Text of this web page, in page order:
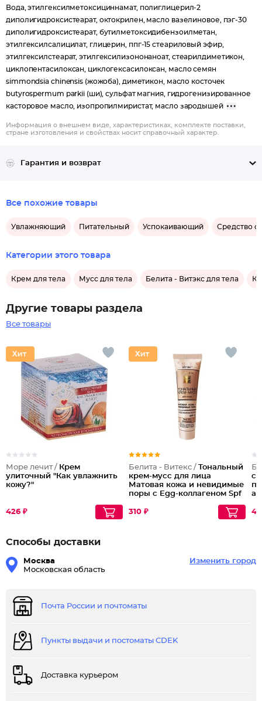
Вода, этилгексилметоксициннамат, полиглицерил-2
диполигидроксистеарат, октокрилен, масло вазелиновое, пэг-30
диполигидроксистеарат, бутилметоксидибензоилметан,
этилгексилсалицилат, глицерин, ппг-15 стеариловый эфир,
этилгексилстеарат, этилгексилизононаноат, стеарилдиметикон,
циклопентасилоксан, циклогексасилоксан, масло семян
simmondsia chinensis (жожоба), диметикон, масло косточек
butyrospermum parkii (ши), сульфат магния, гидрогенизированное
касторовое масло, изопропилмиристат, масло зародышей
Информация о внешнем виде, характеристиках, комплекте поставки,
стране изготовления и свойствах носит справочный характер.
Гарантия и возврат
Все похожие товары
Увлажняющий Питательный Успокаивающий Средство
Категории этого товара
Крем для тела Мусс для тела Белита - Витэкс для тела
Другие товары раздела
Все товары
Море лечит / Крем
улиточный "Как увлажнить
кожу?"
426 ₽
Белита - Витекс / Тональный
крем-мусс для лица
Матовая кожа и невидимые
поры с Egg-коллагеном Spf
310 ₽
Способы доставки
Москва
Московская область
Изменить город
Почта России и почтоматы
Пункты выдачи и постоматы CDEK
Доставка курьером